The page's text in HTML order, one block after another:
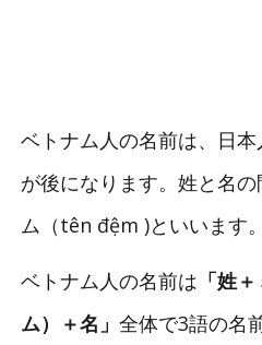
ベトナム人の名前は、日
が後になります。姓と名
ム（tên đệm )といいます。
ベトナム人の名前は 「姓
ム）＋名」全体で3語の名